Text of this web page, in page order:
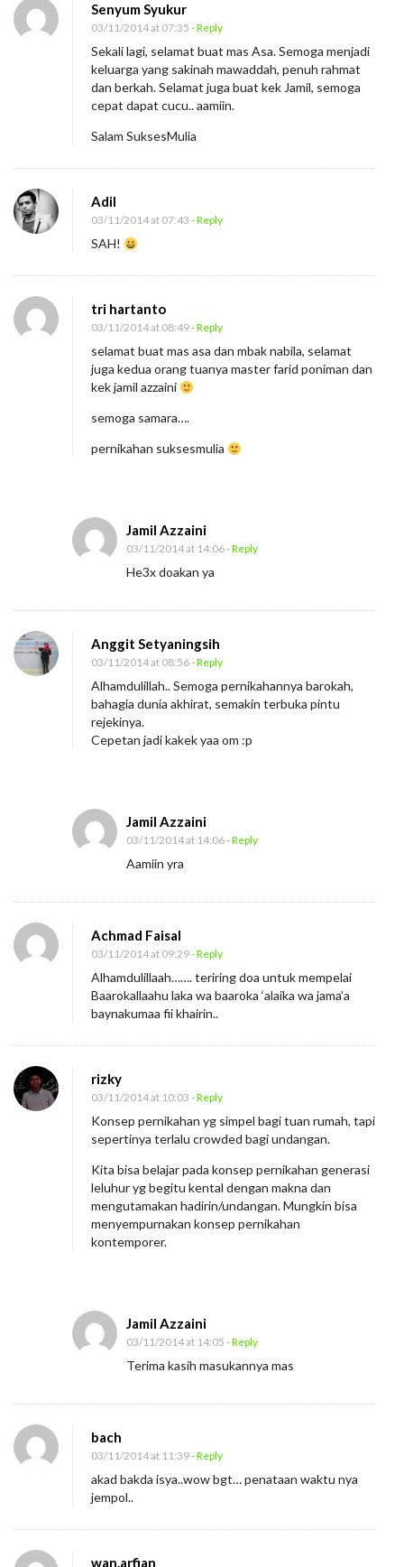
w
n
P
e
r
n
h
a
n
Senyum Syukur
03/11/2014 at 07:35 - Reply
Sekali lagi, selamat buat mas Asa. Semoga menjadi
keluarga yang sakinah mawaddah, penuh rahmat
dan berkah. Selamat juga buat kek Jamil, semoga
cepat dapat cucu.. aamiin.
Salam SuksesMulia
Adil
03/11/2014 at 07:43 - Reply
SAH!
tri hartanto
03/11/2014 at 08:49- Reply
selamat buat mas asa dan mbak nabila, selamat
juga kedua orang tuanya master farid poniman dan
kek jamil azzaini
semoga samara….
pernikahan suksesmulia
Jamil Azzaini
03/11/2014 at 14:06- Reply
He3x doakan ya
Anggit Setyaningsih
03/11/2014 at 08:56- Reply
Alhamdulillah.. Semoga pernikahannya barokah,
bahagia dunia akhirat, semakin terbuka pintu
rejekinya.
Cepetan jadi kakek yaa om :p
Jamil Azzaini
03/11/2014 at 14:06- Reply
Aamiin yra
Achmad Faisal
03/11/2014 at 09:29- Reply
Alhamdulillaah……. teriring doa untuk mempelai
Baarokallaahu laka wa baaroka ‘alaika wa jama’a
baynakumaa fii khairin..
rizky
03/11/2014 at 10:03 - Reply
Konsep pernikahan yg simpel bagi tuan rumah, tapi
sepertinya terlalu crowded bagi undangan.
Kita bisa belajar pada konsep pernikahan generasi
leluhur yg begitu kental dengan makna dan
mengutamakan hadirin/undangan. Mungkin bisa
menyempurnakan konsep pernikahan
kontemporer.
Jamil Azzaini
03/11/2014 at 14:05 - Reply
Terima kasih masukannya mas
bach
03/11/2014 at 11:39- Reply
akad bakda isya..wow bgt… penataan waktu nya
jempol..
wan.arfian